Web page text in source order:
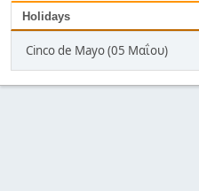
Holidays
Cinco de Mayo (05 Μαΐου)